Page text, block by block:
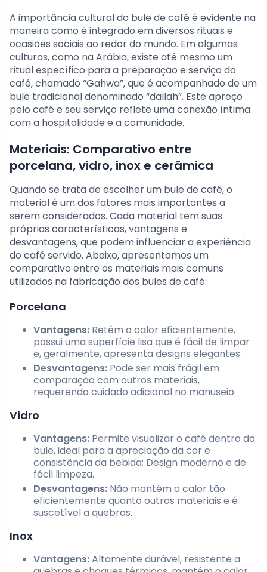
A importância cultural do bule de café é evidente na
maneira como é integrado em diversos rituais e
ocasiões sociais ao redor do mundo. Em algumas
culturas, como na Arábia, existe até mesmo um
ritual específico para a preparação e serviço do
café, chamado “Gahwa”, que é acompanhado de um
bule tradicional denominado “dallah”. Este apreço
pelo café e seu serviço reflete uma conexão íntima
com a hospitalidade e a comunidade.
Materiais: Comparativo entre
porcelana, vidro, inox e cerâmica
Quando se trata de escolher um bule de café, o
material é um dos fatores mais importantes a
serem considerados. Cada material tem suas
próprias características, vantagens e
desvantagens, que podem influenciar a experiência
do café servido. Abaixo, apresentamos um
comparativo entre os materiais mais comuns
utilizados na fabricação dos bules de café:
Porcelana
Vantagens: Retém o calor eficientemente,
possui uma superfície lisa que é fácil de limpar
e, geralmente, apresenta designs elegantes.
Desvantagens: Pode ser mais frágil em
comparação com outros materiais,
requerendo cuidado adicional no manuseio.
Vidro
Vantagens: Permite visualizar o café dentro do
bule, ideal para a apreciação da cor e
consistência da bebida; Design moderno e de
fácil limpeza.
Desvantagens: Não mantém o calor tão
eficientemente quanto outros materiais e é
suscetível a quebras.
Inox
Vantagens:Altamente durável, resistente a